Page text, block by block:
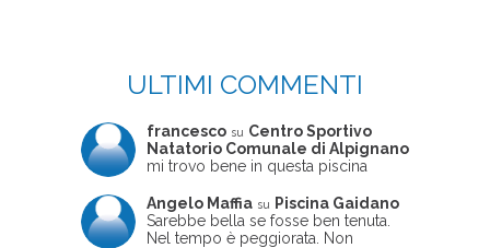
ULTIMI COMMENTI
francesco su Centro Sportivo
Natatorio Comunale di Alpignano
mi trovo bene in questa piscina
Angelo Maffia su
Piscina Gaidano
Sarebbe bella se fosse ben tenuta.
Nel tempo è peggiorata. Non